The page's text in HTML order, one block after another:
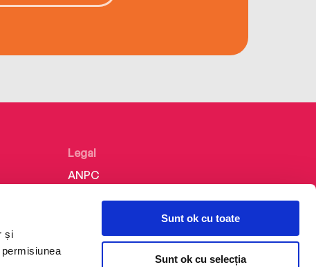
și
Sunt ok cu toate
Sunt ok cu selecția
Legal
ANPC
Politica de confidențialitate
Termeni și condiții